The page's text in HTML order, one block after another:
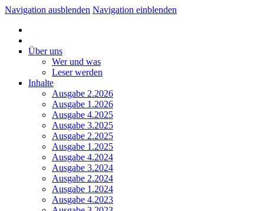
Navigation ausblenden Navigation einblenden
Über uns
Wer und was
Leser werden
Inhalte
Ausgabe 2.2026
Ausgabe 1.2026
Ausgabe 4.2025
Ausgabe 3.2025
Ausgabe 2.2025
Ausgabe 1.2025
Ausgabe 4.2024
Ausgabe 3.2024
Ausgabe 2.2024
Ausgabe 1.2024
Ausgabe 4.2023